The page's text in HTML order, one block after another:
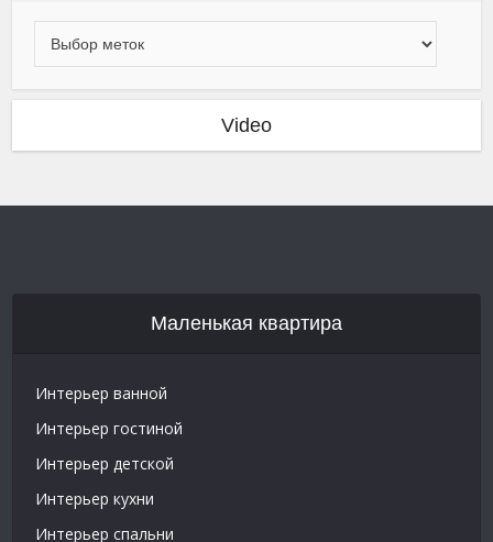
Video
Маленькая квартира
Интерьер ванной
Интерьер гостиной
Интерьер детской
Интерьер кухни
Интерьер спальни